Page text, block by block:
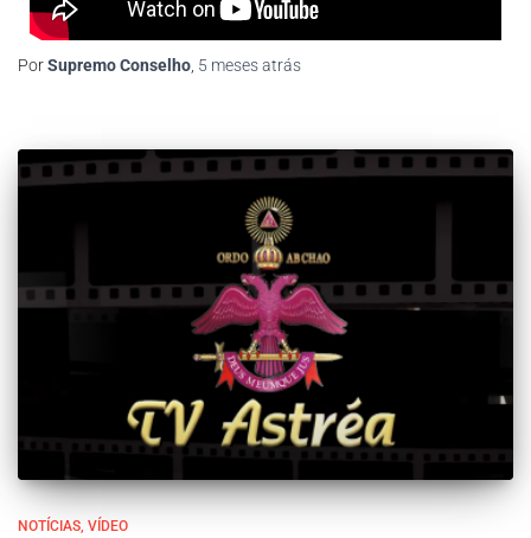
PorSupremo Conselho, 5 mesesatrás
NOTÍCIAS VÍDEO